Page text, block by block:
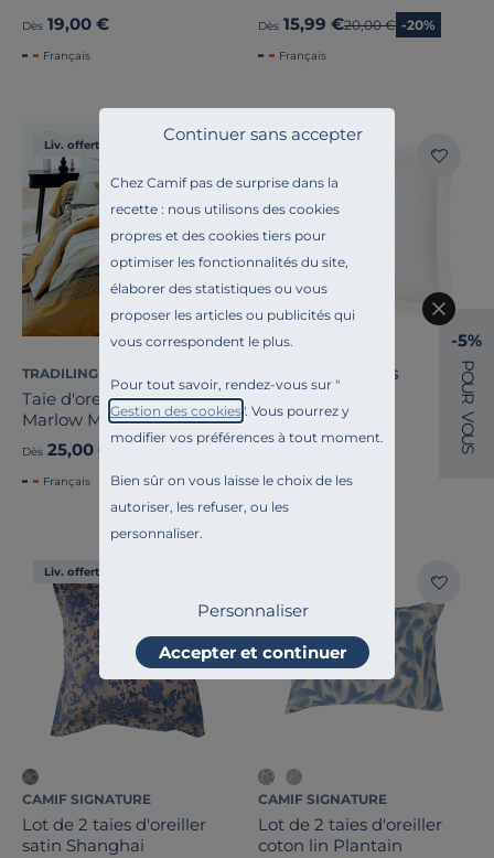
Chez Camif pas de surprise dans la
recette : nous utilisons des cookies
propres et des cookies tiers pour
optimiser les fonctionnalités du site,
élaborer des statistiques ou vous
proposer les articles ou publicités qui
vous correspondent le plus.
Pour tout savoir, rendez-vous sur "
Gestion des cookies". Vous pourrez y
modifier vos préférences à tout moment.
Bien sûr on vous laisse le choix de les
autoriser, les refuser, ou les
personnaliser.
Continuer sans accepter
Personnaliser
Accepter et continuer
Dès 19,00 €
Français
Dès 15,99 €Ancien prix
20,00 € -20%
Français
Liv. offerte
TRADILINGE
Taie d'oreiller percale
Marlow Miel
Dès 25,00 €
Français
Liv. offerte
BLANC DES VOSGES
Taie Satin
Français
Liv. offerte
CAMIF SIGNATURE
Lot de 2 taies d'oreiller
satin Shanghai
CAMIF SIGNATURE
Lot de 2 taies d'oreiller
coton lin Plantain
-5%
P
O
U
R
V
O
U
S